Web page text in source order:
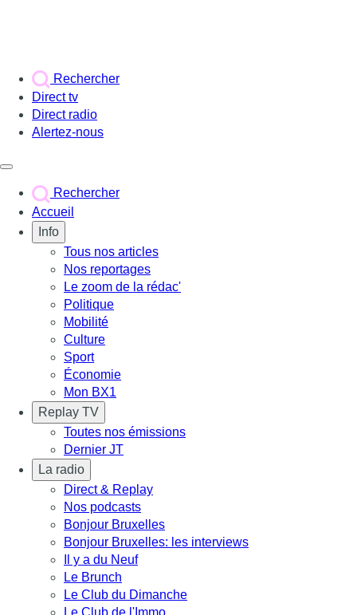
Rechercher
Direct tv
Direct radio
Alertez-nous
Rechercher
Accueil
Info
Tous nos articles
Nos reportages
Le zoom de la rédac'
Politique
Mobilité
Culture
Sport
Économie
Mon BX1
Replay TV
Toutes nos émissions
Dernier JT
La radio
Direct & Replay
Nos podcasts
Bonjour Bruxelles
Bonjour Bruxelles: les interviews
Il y a du Neuf
Le Brunch
Le Club du Dimanche
Le Club de l'Immo